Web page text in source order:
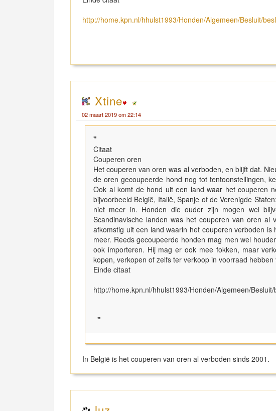
http://home.kpn.nl/hhulst1993/Honden/Algemeen/Besluit/
Xtine
02 maart 2019 om 22:14
"
Citaat
Couperen oren
Het couperen van oren was al verboden, en blijft dat.
de oren gecoupeerde hond nog tot tentoonstellingen,
Ook al komt de hond uit een land waar het couperen
bijvoorbeeld België, Italië, Spanje of de Verenigde
niet meer in. Honden die ouder zijn mogen wel
Scandinavische landen was het couperen van oren
afkomstig uit een land waarin het couperen verboden
meer. Reeds gecoupeerde honden mag men wel
ook importeren. Hij mag er ook mee fokken, maar
kopen, verkopen of zelfs ter verkoop in voorraad
Einde citaat
http://home.kpn.nl/hhulst1993/Honden/Algemeen/
"
In België is het couperen van oren al verboden sinds 2001.